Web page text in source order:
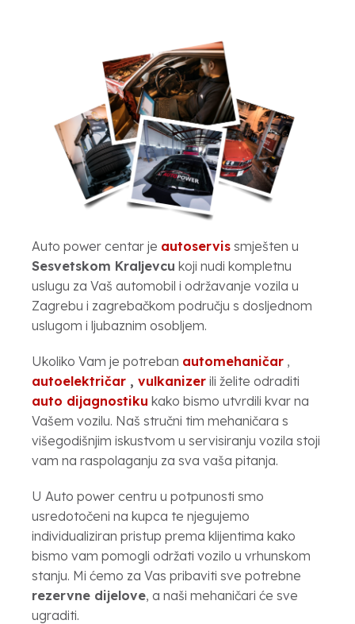
Auto power centar je autoservis smješten u
Sesvetskom Kraljevcu koji nudi kompletnu
uslugu za Vaš automobil i održavanje vozila u
Zagrebu i zagrebačkom području s dosljednom
uslugom i ljubaznim osobljem.
Ukoliko Vam je potreban automehaničar ,
autoelektričar , vulkanizer ili želite odraditi
auto dijagnostiku kako bismo utvrdili kvar na
Vašem vozilu. Naš stručni tim mehaničara s
višegodišnjim iskustvom u servisiranju vozila stoji
vam na raspolaganju za sva vaša pitanja.
U Auto power centru u potpunosti smo
usredotočeni na kupca te njegujemo
individualiziran pristup prema klijentima kako
bismo vam pomogli održati vozilo u vrhunskom
stanju. Mi ćemo za Vas pribaviti sve potrebne
rezervne dijelove, a naši mehaničari će sve
ugraditi.